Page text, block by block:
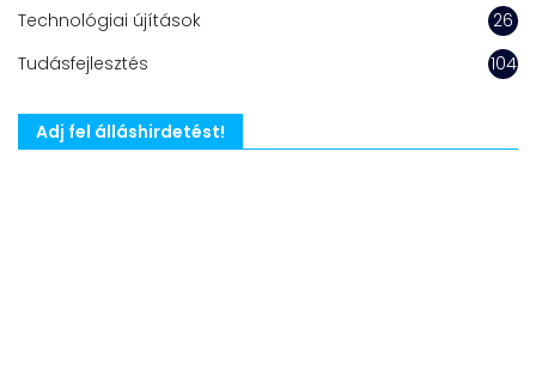
Technológiai újítások
26
Tudásfejlesztés
104
Adj fel álláshirdetést!